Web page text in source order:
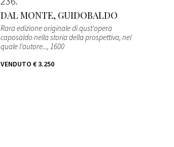
DAL MONTE, GUIDOBALDO
Rara edizione originale di qust'opera
caposaldo nella storia della prospettiva, nel
quale l'autore..., 1600
VENDUTO € 3.250